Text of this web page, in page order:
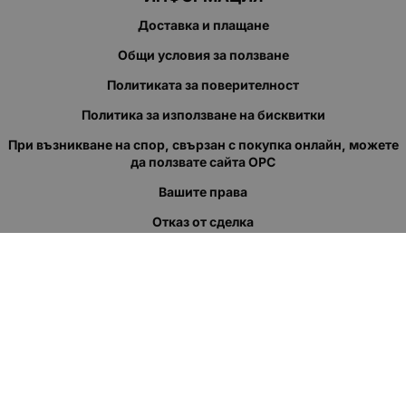
Доставка и плащане
Общи условия за ползване
Политиката за поверителност
Политика за използване на бисквитки
При възникване на спор, свързан с покупка онлайн, можете
да ползвате сайта ОРС
Вашите права
Отказ от сделка